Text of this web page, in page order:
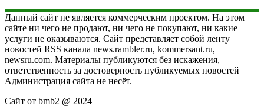
Данный сайт не является коммерческим проектом. На этом
сайте ни чего не продают, ни чего не покупают, ни какие
услуги не оказываются. Сайт представляет собой ленту
новостей RSS канала news.rambler.ru, kommersant.ru,
newsru.com. Материалы публикуются без искажения,
ответственность за достоверность публикуемых новостей
Администрация сайта не несёт.
Сайт от bmb2 @ 2024